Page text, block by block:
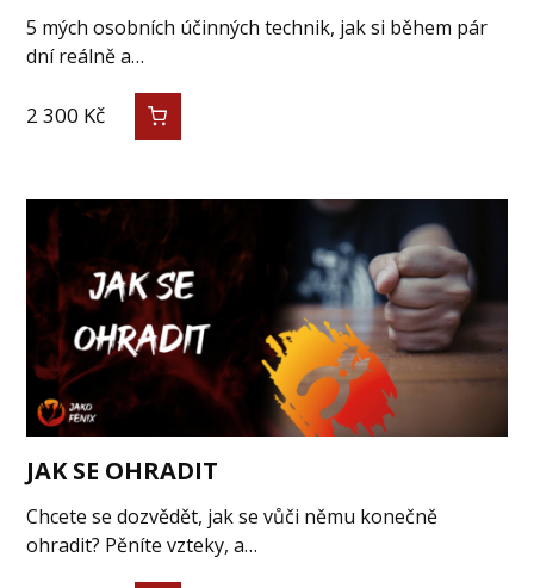
5 mých osobních účinných technik, jak si během pár
dní reálně a…
2 300 Kč
JAK SE OHRADIT
Chcete se dozvědět, jak se vůči němu konečně
ohradit? Pěníte vzteky, a…